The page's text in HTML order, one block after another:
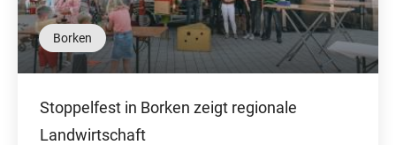
Borken
Stoppelfest in Borken zeigt regionale
Landwirtschaft